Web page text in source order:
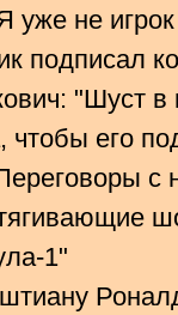
уже не
подписал
"Шуст в
чтобы его
с
1"